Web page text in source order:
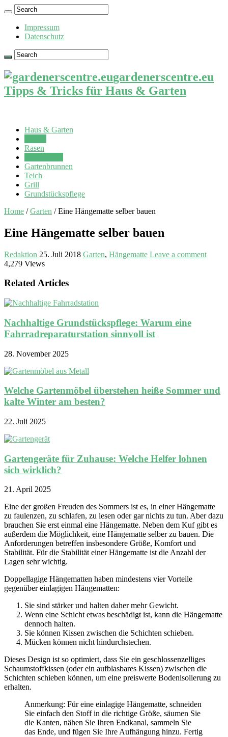
Impressum
Datenschutz
gardenerscentre.eu
Tipps & Tricks für Haus & Garten
Haus & Garten
Rasen
Gartenbrunnen
Teich
Grill
Grundstückspflege
Home / Garten / Eine Hängematte selber bauen
Eine Hängematte selber bauen
Redaktion 25. Juli 2018 Garten, Hängematte Leave a comment
4,279 Views
Related Articles
Nachhaltige Grundstückspflege: Warum eine
Fahrradreparaturstation sinnvoll ist
28. November 2025
Welche Gartenmöbel überstehen heiße Sommer und
kalte Winter am besten?
22. Juli 2025
Gartengeräte für Zuhause: Welche Helfer lohnen
sich wirklich?
21. April 2025
Eine der großen Freuden des Sommers ist es, in einer Hängematte
zu faulenzen, zu schlafen, zu lesen oder gar nichts zu tun. Aber dazu
brauchen Sie erst einmal eine Hängematte. Neben dem Kuf gibt es
außerdem die Möglichkeit, eine Hängematte selber zu bauen. Die
Anforderungen betreffen insbesondere Größe, Komfort und
Stabilität. Für die Stabilität einer Hängematte ist die Anzahl der
Lagen sehr wichtig.
Doppellagige Hängematten haben mindestens vier Vorteile
gegenüber einlagigen Hängematten:
Sie sind stärker und halten daher mehr Gewicht.
Wenn eine Schicht etwas beschädigt ist, kann die Hängematte
dennoch halten.
Sie können Kissen zwischen die Schichten schieben.
Mücken können nicht hindurchstechen.
Dieses Design ist so optimiert, dass Sie ein geschlossenzelliges
Schaumstoffkissen (oder ein aufblasbares Kissen) zwischen die
Schichten schieben können, um eine preiswerte Bodenisolierung zu
erhalten.
Anmerkung: Für eine einlagige Hängematte, schneiden
Sie einfach den Stoff in die richtige Größe, säumen Sie
die Kanten, nähen Sie Ihren Endkanal, sammeln Sie
das Ende, und fügen Sie Ihre Aufhängung hinzu. Fertig